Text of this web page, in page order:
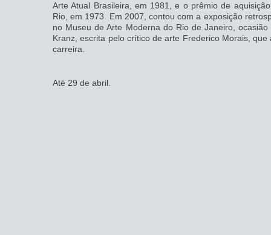
Arte Atual Brasileira, em 1981, e o prêmio de
Rio, em 1973. Em 2007, contou com a exposição
no Museu de Arte Moderna do Rio de Janeiro,
Kranz, escrita pelo crítico de arte Frederico Morais,
carreira.
Até 29 de abril.